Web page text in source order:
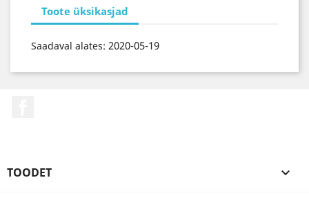
Toote üksikasjad
Saadaval alates: 2020-05-19
TOODET 